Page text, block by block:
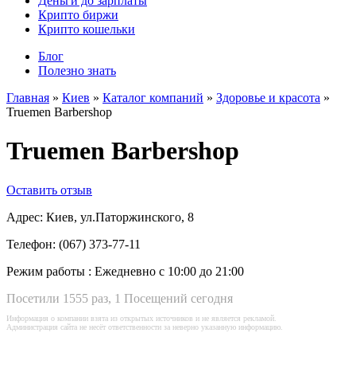
Крипто биржи
Крипто кошельки
Блог
Полезно знать
Главная » Киев » Каталог компаний » Здоровье и красота »
Truemen Barbershop
Truemen Barbershop
Оставить отзыв
Адрес: Киев, ул.Паторжинского, 8
Телефон: (067) 373-77-11
Режим работы : Ежедневно с 10:00 до 21:00
Посетили 1555 раз, 1 Посещений сегодня
Информация о компании взята из открытых источников и не является рекламой.
Администрация сайта не несёт ответственности за неверно указанную информацию.